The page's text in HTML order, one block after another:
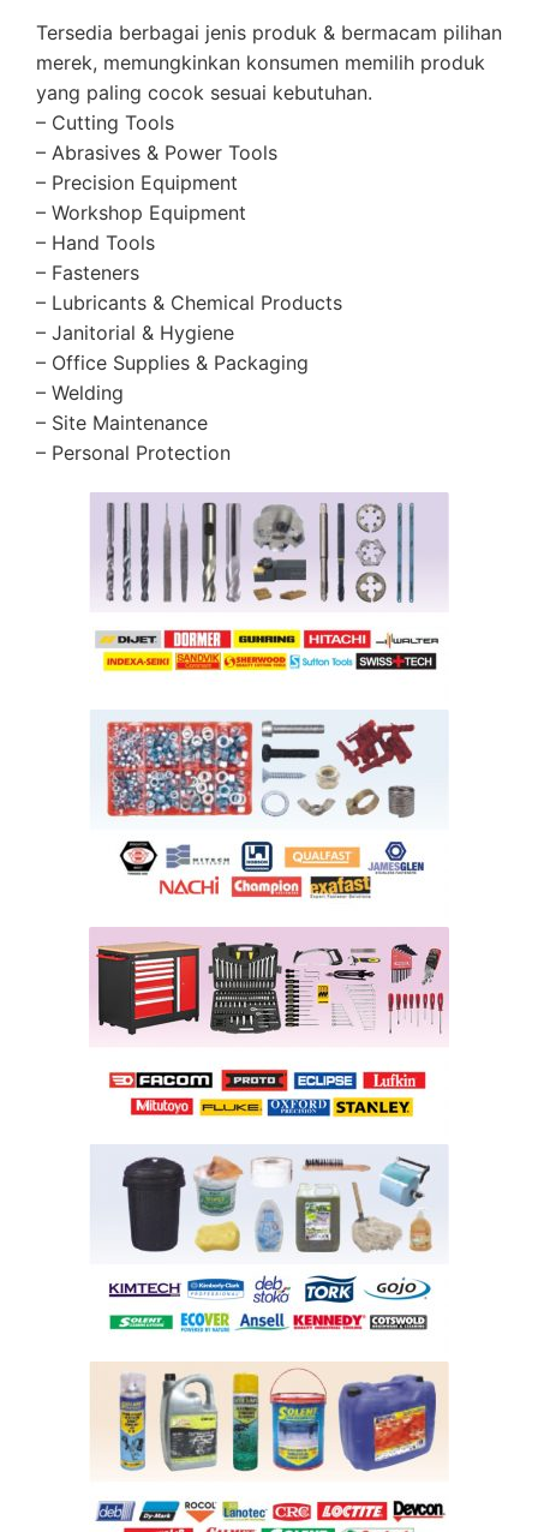
Tersedia berbagai jenis produk & bermacam pilihan
merek, memungkinkan konsumen memilih produk
yang paling cocok sesuai kebutuhan.
– Cutting Tools
– Abrasives & Power Tools
– Precision Equipment
– Workshop Equipment
– Hand Tools
– Fasteners
– Lubricants & Chemical Products
– Janitorial & Hygiene
– Office Supplies & Packaging
– Welding
– Site Maintenance
– Personal Protection